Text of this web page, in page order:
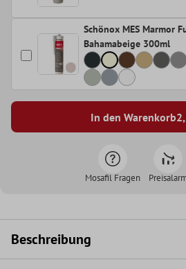
Schönox MES Marmor
Bahamabeige 300ml
In den Warenkorb
Mosafil Fragen
Beschreibung